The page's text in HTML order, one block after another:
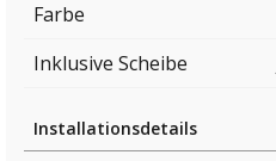
Farbe
Inklusive Scheibe
Installationsdetails